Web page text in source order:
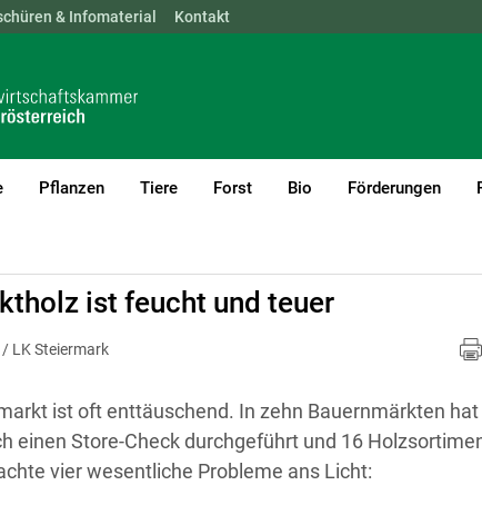
BGLD KTN NÖ OÖ SBG
& Infomaterial Kontakt
Pflanzen Tiere Forst Bio Förderungen
ist feucht und teuer
LK Steiermark
ist oft enttäuschend. In zehn Bauernmärkten hat
einen Store-Check durchgeführt und 16
vier wesentliche Probleme ans Licht: